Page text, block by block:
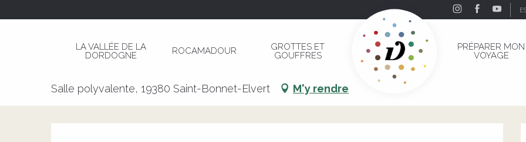
LA VALLÉE DE LA
DORDOGNE
ROCAMADOUR
GROTTES ET
GOUFFRES
PRÉPARER MON
VOYAGE
Après-midi Musical avec "Oranges Amères"
Salle polyvalente, 19380 Saint-Bonnet-Elvert M'y rendre